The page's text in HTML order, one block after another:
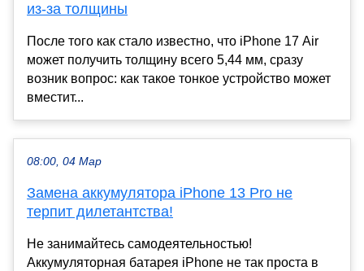
из-за толщины
После того как стало известно, что iPhone 17 Air
может получить толщину всего 5,44 мм, сразу
возник вопрос: как такое тонкое устройство может
вместит...
08:00, 04 Мар
Замена аккумулятора iPhone 13 Pro не
терпит дилетантства!
Не занимайтесь самодеятельностью!
Аккумуляторная батарея iPhone не так проста в